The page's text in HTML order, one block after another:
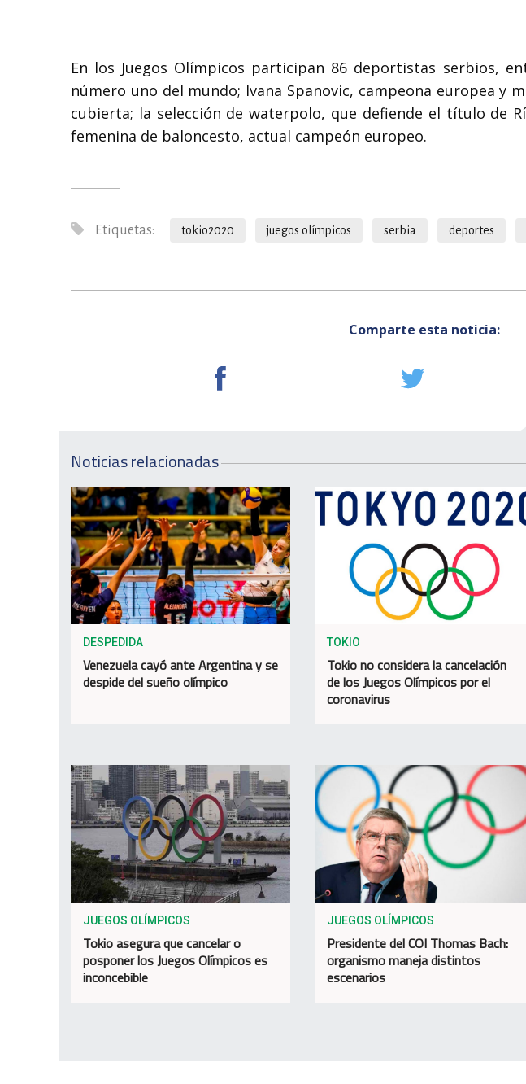
En los Juegos Olímpicos participan 86 deportistas serbios,
número uno del mundo; Ivana Spanovic, campeona europea y
cubierta; la selección de waterpolo, que defiende el título de
femenina de baloncesto, actual campeón europeo.
Etiquetas: tokio2020 juegos olímpicos serbia deportes
Comparte esta noticia:
Noticias relacionadas
DESPEDIDA
Venezuela cayó ante Argentina y se
despide del sueño olímpico
TOKIO
Tokio no considera la cancelación
de los Juegos Olímpicos por el
coronavirus
JUEGOS OLÍMPICOS
Tokio asegura que cancelar o
posponer los Juegos Olímpicos es
inconcebible
JUEGOS OLÍMPICOS
Presidente del COI Thomas Bach:
organismo maneja distintos
escenarios